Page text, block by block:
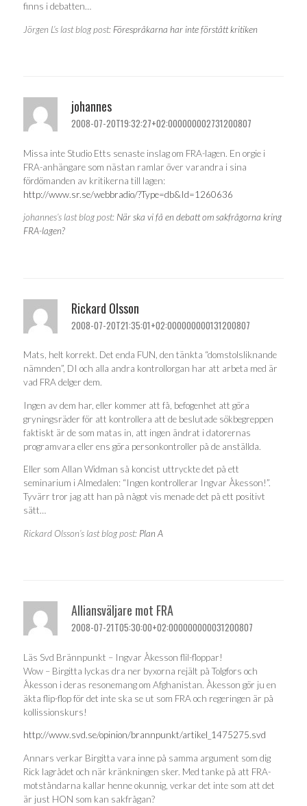
finns i debatten…
Jörgen L’s last blog post: Förespråkarna har inte förstått kritiken
johannes
2008-07-20T19:32:27+02:000000002731200807
Missa inte Studio Etts senaste inslag om FRA-lagen. En orgie i
FRA-anhängare som nästan ramlar över varandra i sina
fördömanden av kritikerna till lagen:
http://www.sr.se/webbradio/?Type=db&Id=1260636
johannes’s last blog post: När ska vi få en debatt om sakfrågorna kring
FRA-lagen?
Rickard Olsson
2008-07-20T21:35:01+02:000000000131200807
Mats, helt korrekt. Det enda FUN, den tänkta “domstolsliknande
nämnden”, DI och alla andra kontrollorgan har att arbeta med är
vad FRA delger dem.
Ingen av dem har, eller kommer att få, befogenhet att göra
gryningsräder för att kontrollera att de beslutade sökbegreppen
faktiskt är de som matas in, att ingen ändrat i datorernas
programvara eller ens göra personkontroller på de anställda.
Eller som Allan Widman så koncist uttryckte det på ett
seminarium i Almedalen: “Ingen kontrollerar Ingvar Åkesson!”.
Tyvärr tror jag att han på något vis menade det på ett positivt
sätt…
Rickard Olsson’s last blog post: Plan A
Alliansväljare mot FRA
2008-07-21T05:30:00+02:000000000031200807
Läs Svd Brännpunkt – Ingvar Åkesson flil-floppar!
Wow – Birgitta lyckas dra ner byxorna rejält på Tolgfors och
Åkesson i deras resonemang om Afghanistan. Åkesson gör ju en
äkta flip-flop för det inte ska se ut som FRA och regeringen är på
kollissionskurs!
http://www.svd.se/opinion/brannpunkt/artikel_1475275.svd
Annars verkar Birgitta vara inne på samma argument som dig
Rick lagrådet och när kränkningen sker. Med tanke på att FRA-
motståndarna kallar henne okunnig, verkar det inte som att det
är just HON som kan sakfrågan?